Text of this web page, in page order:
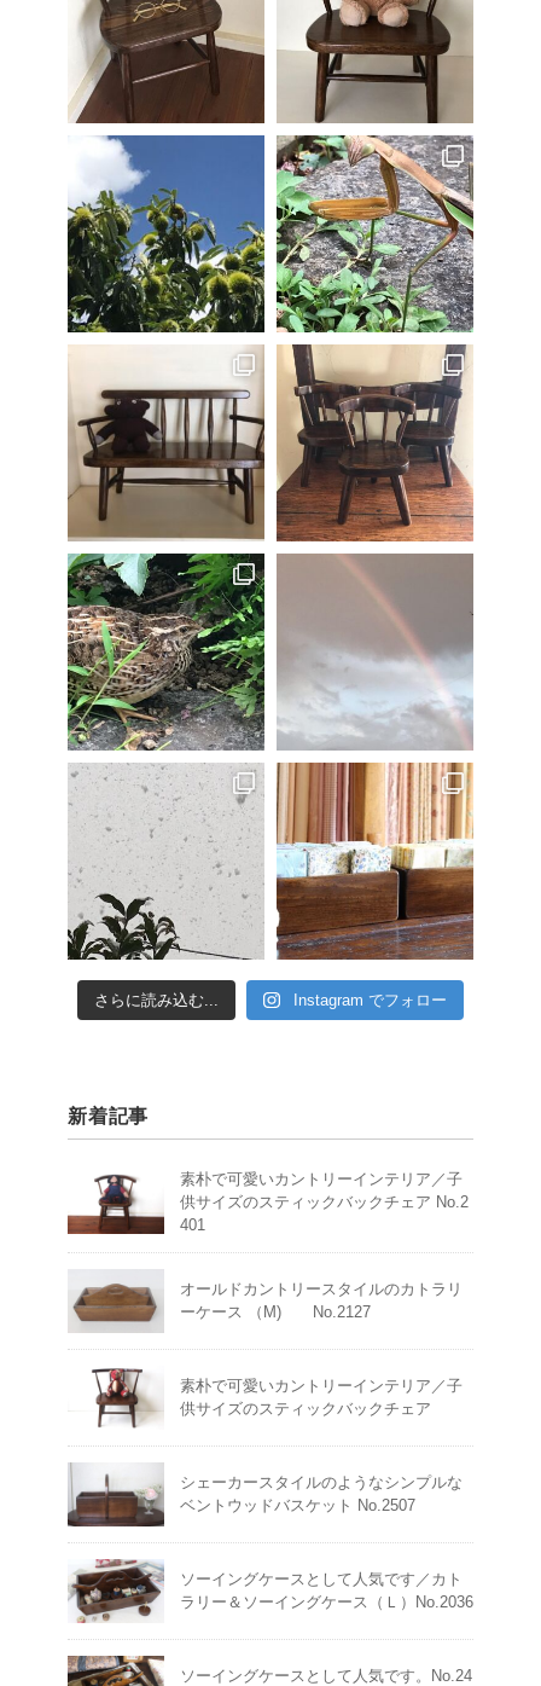
さらに読み込む... Instagram でフォロー
新着記事
素朴で可愛いカントリーインテリア／子
供サイズのスティックバックチェア No.2
401
オールドカントリースタイルのカトラリ
ーケース （M) No.2127
素朴で可愛いカントリーインテリア／子
供サイズのスティックバックチェア
シェーカースタイルのようなシンプルな
ベントウッドバスケット No.2507
ソーイングケースとして人気です／カト
ラリー＆ソーイングケース（Ｌ）No.2036
ソーイングケースとして人気です。No.24